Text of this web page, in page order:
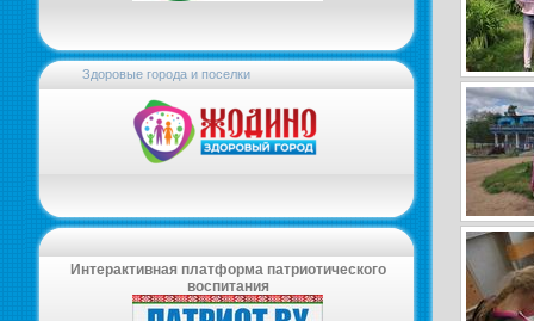
Здоровые города и поселки
Интерактивная платформа патриотического
воспитания